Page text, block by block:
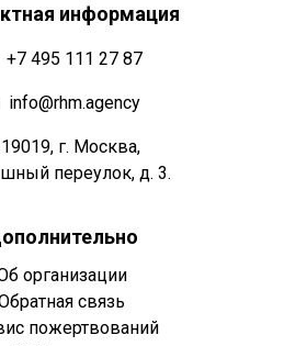
информация
+7 495 111 27 87
info@rhm.agency
г. Москва,
переулок, д. 3.
организации
связь
пожертвований